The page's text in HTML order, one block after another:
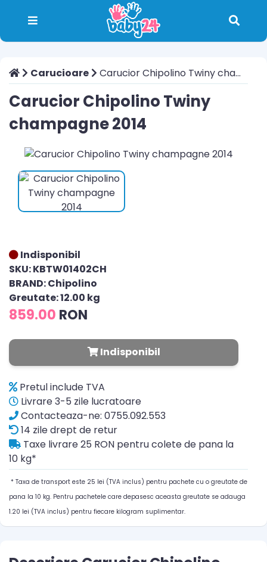
Carucioare Carucior Chipolino Twiny champagne 2014
Carucior Chipolino Twiny
champagne 2014
Indisponibil
SKU: KBTW01402CH
BRAND: Chipolino
Greutate: 12.00 kg
859.00 RON
Indisponibil
Pretul include TVA
Livrare 3-5 zile lucratoare
Contacteaza-ne: 0755.092.553
14 zile drept de retur
Taxe livrare 25 RON pentru colete de pana la
10 kg*
* Taxa de transport este 25 lei (TVA inclus) pentru pachete cu o greutate de
pana la 10 kg. Pentru pachetele care depasesc aceasta greutate se adauga
1.20 lei (TVA inclus) pentru fiecare kilogram suplimentar.